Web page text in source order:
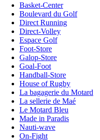
Basket-Center
Boulevard du Golf
Direct Running
Direct-Volley
Espace Golf
Foot-Store
Galop-Store
Goal-Foot
Handball-Store
House of Rugby
La bagagerie du Motard
La sellerie de Maé
Le Motard Bleu
Made in Paradis
Nauti-wave
On-Fight